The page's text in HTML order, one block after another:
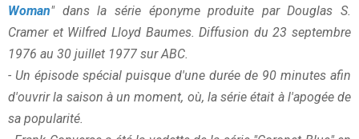
Woman" dans la série éponyme produite par Douglas S.
Cramer et Wilfred Lloyd Baumes. Diffusion du 23 septembre
1976 au 30 juillet 1977 sur ABC.
- Un épisode spécial puisque d'une durée de 90 minutes afin
d'ouvrir la saison à un moment, où, la série était à l'apogée de
sa popularité.